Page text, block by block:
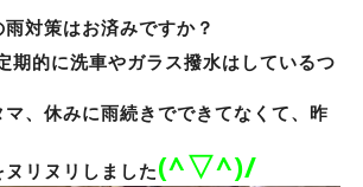
対策はお済みですか？
期的に洗車やガラス撥水はしているつ
、休みに雨続きでできてなくて、昨
リヌリしました(^▽^)/